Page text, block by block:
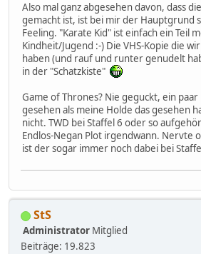
Also mal ganz abgesehen davon, dass
gemacht ist, ist bei mir der Hauptgrund
Feeling. "Karate Kid" ist einfach ein Teil
Kindheit/Jugend :-) Die VHS-Kopie die
haben (und rauf und runter genudelt
in der "Schatzkiste"
Game of Thrones? Nie geguckt, ein
gesehen als meine Holde das gesehen
nicht. TWD bei Staffel 6 oder so
Endlos-Negan Plot irgendwann. Nervte
ist der sogar immer noch dabei bei
StS
Administrator Mitglied
Beiträge: 19.823